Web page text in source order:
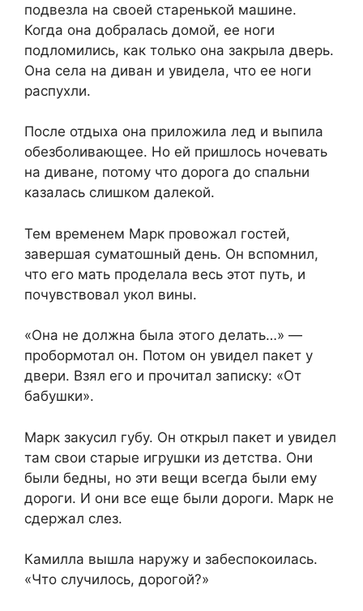
подвезла на своей старенькой машине.
Когда она добралась домой, ее ноги
подломились, как только она закрыла дверь.
Она села на диван и увидела, что ее ноги
распухли.
После отдыха она приложила лед и выпила
обезболивающее. Но ей пришлось ночевать
на диване, потому что дорога до спальни
казалась слишком далекой.
Тем временем Марк провожал гостей,
завершая суматошный день. Он вспомнил,
что его мать проделала весь этот путь, и
почувствовал укол вины.
«Она не должна была этого делать…» —
пробормотал он. Потом он увидел пакет у
двери. Взял его и прочитал записку: «От
бабушки».
Марк закусил губу. Он открыл пакет и увидел
там свои старые игрушки из детства. Они
были бедны, но эти вещи всегда были ему
дороги. И они все еще были дороги. Марк не
сдержал слез.
Камилла вышла наружу и забеспокоилась.
«Что случилось, дорогой?»